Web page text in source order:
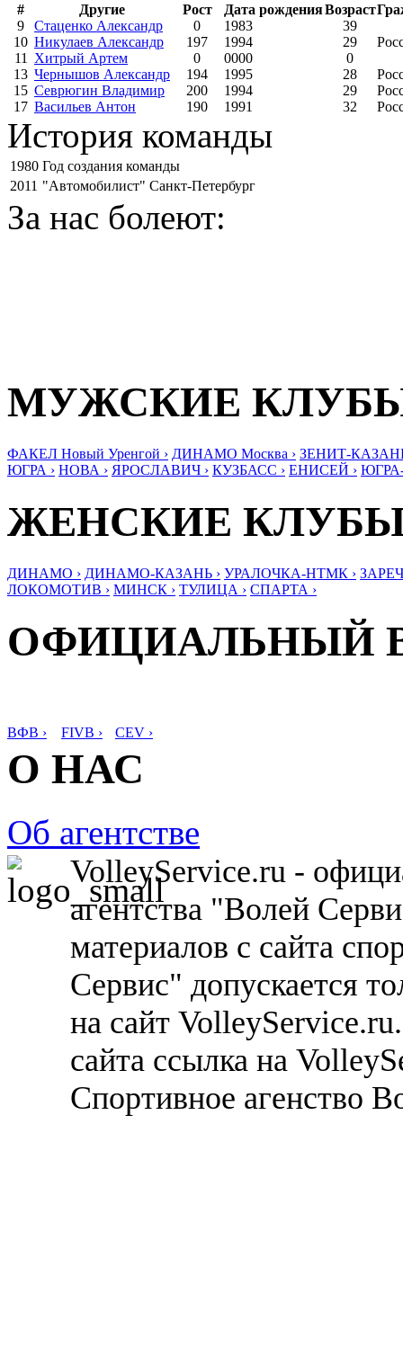
#
Другие Рост Дата рожденияВозраст
9
Стаценко Александр 0 1983
39
10 Никулаев Александр 197 1994 29
11
Хитрый Артем 0 0000
0
13 Чернышов Александр 194 1995 28
15 Севрюгин Владимир 200 1994 29
17 Васильев Антон 190 1991 32
История команды
1980 Год создания команды
2011 "Автомобилист" Санкт-Петербург
За нас болеют:
МУЖСКИЕ
ФАКЕЛ Новый Уренгой › ДИНАМО Москва › ЗЕНИТ-
ЮГРА › НОВА › ЯРОСЛАВИЧ › КУЗБАСС › ЕНИСЕЙ ›
ЖЕНСКИЕ
ДИНАМО › ДИНАМО-КАЗАНЬ › УРАЛОЧКА-НТМК ›
ЛОКОМОТИВ › МИНСК › ТУЛИЦА › СПАРТА ›
ОФИЦИАЛЬНЫЙ
ВФВ › FIVB › CEV ›
О НАС
Об агентстве
VolleyService.ru -
агентства "Волей
материалов с сайта
Сервис" допускается
на сайт
сайта ссылка на
Спортивное агенство